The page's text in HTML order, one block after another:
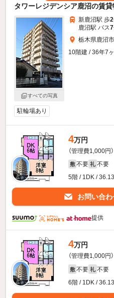
タワーレジデンシア鹿沼の賃
すべての写真
新鹿沼駅 歩2
鹿沼駅 バス7
栃木県鹿沼
10階建 / 36年7
駐輪場あり
4万円
（管理費1,000円）
敷 不要 礼 不要
5階 / 1DK /
お問い合わ
提供
4万円
（管理費1,000円）
敷 不要 礼 不要
6階 / 1DK /